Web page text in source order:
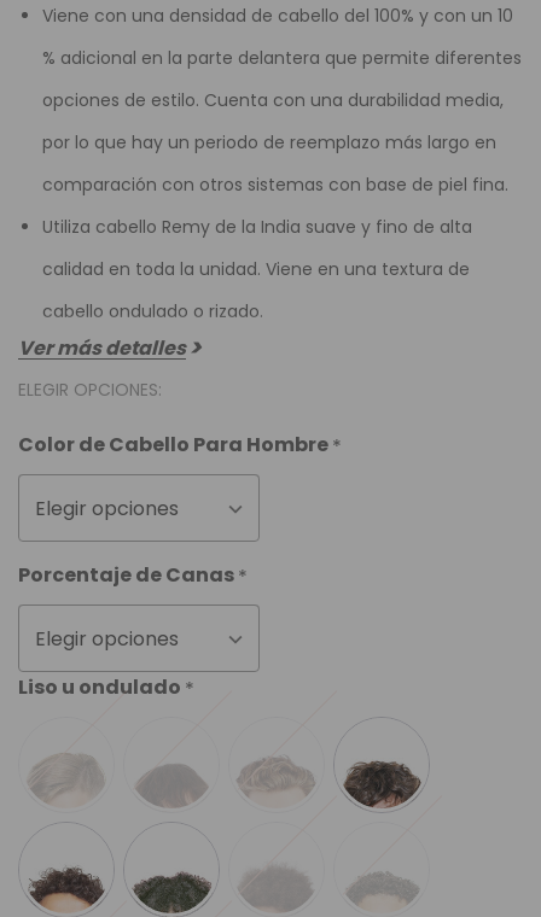
Viene con una densidad de cabello del 100% y con un 10
% adicional en la parte delantera que permite diferentes
opciones de estilo. Cuenta con una durabilidad media,
por lo que hay un periodo de reemplazo más largo en
comparación con otros sistemas con base de piel fina.
Utiliza cabello Remy de la India suave y fino de alta
calidad en toda la unidad. Viene en una textura de
cabello ondulado o rizado.
Ver más detalles
ELEGIR OPCIONES:
Color de Cabello Para Hombre*
Elegir opciones
Porcentaje de Canas*
Elegir opciones
Liso u ondulado *